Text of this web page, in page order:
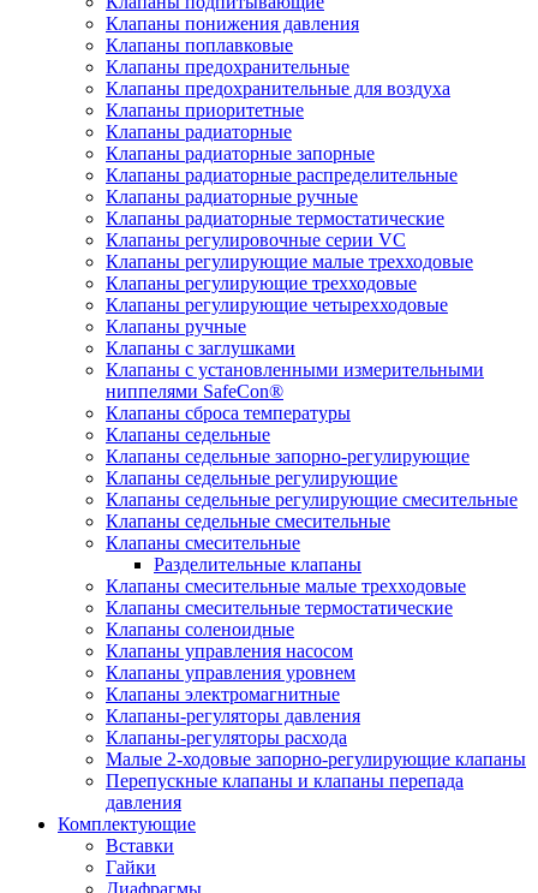
Клапаны понижения давления
Клапаны поплавковые
Клапаны предохранительные
Клапаны предохранительные для воздуха
Клапаны приоритетные
Клапаны радиаторные
Клапаны радиаторные запорные
Клапаны радиаторные распределительные
Клапаны радиаторные ручные
Клапаны радиаторные термостатические
Клапаны регулировочные серии VC
Клапаны регулирующие малые трехходовые
Клапаны регулирующие трехходовые
Клапаны регулирующие четырехходовые
Клапаны ручные
Клапаны с заглушками
Клапаны с установленными измерительными
ниппелями SafeCon®
Клапаны сброса температуры
Клапаны седельные
Клапаны седельные запорно-регулирующие
Клапаны седельные регулирующие
Клапаны седельные регулирующие смесительные
Клапаны седельные смесительные
Клапаны смесительные
Разделительные клапаны
Клапаны смесительные малые трехходовые
Клапаны смесительные термостатические
Клапаны соленоидные
Клапаны управления насосом
Клапаны управления уровнем
Клапаны электромагнитные
Клапаны-регуляторы давления
Клапаны-регуляторы расхода
Малые 2-ходовые запорно-регулирующие клапаны
Перепускные клапаны и клапаны перепада
давления
Комплектующие
Вставки
Гайки
Диафрагмы